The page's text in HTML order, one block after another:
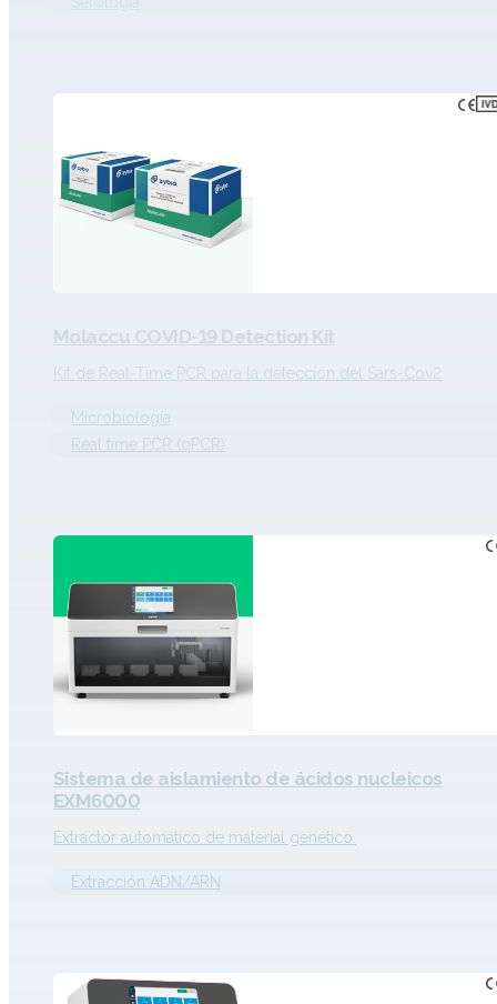
Molaccu COVID-19 Detection Kit
Kit de Real-Time PCR para la detección del Sars-Cov2
Microbiología
Real time PCR (qPCR)
Sistema de aislamiento de ácidos nucleicos
EXM6000
Extractor automático de material genético.
Extracción ADN/ARN